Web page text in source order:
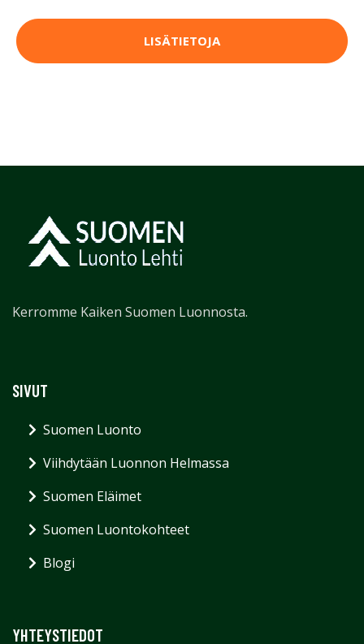
LISÄTIETOJA
Kerromme Kaiken Suomen Luonnosta.
SIVUT
Suomen Luonto
Viihdytään Luonnon Helmassa
Suomen Eläimet
Suomen Luontokohteet
Blogi
YHTEYSTIEDOT